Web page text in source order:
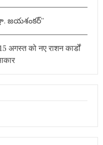
జయశంకర్”
अगस्त को नए राशन कार्डों